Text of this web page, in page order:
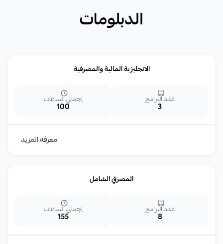
الدبلومات
الانجليزية المالية والمصرفية
عدد البرامج
100
إجمالي الساعات
معرفة المزيد
المصرفي الشامل
عدد البرامج
155
إجمالي الساعات